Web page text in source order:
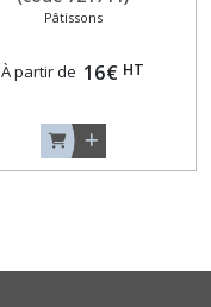
Pâtissons
À partir de 16€ HT